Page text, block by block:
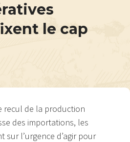
le cap
recul de la production
des importations, les
sur l’urgence d’agir pour